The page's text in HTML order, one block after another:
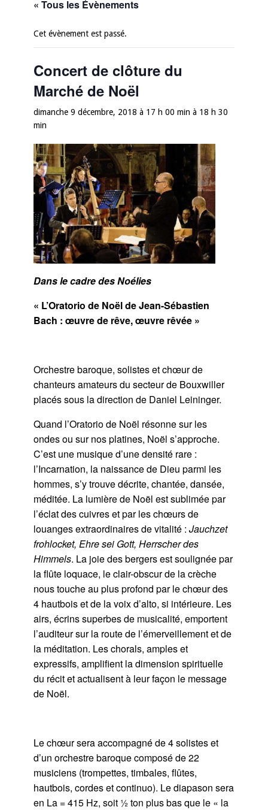
« Tous les Évènements
Cet évènement est passé.
Concert de clôture du
Marché de Noël
dimanche 9 décembre, 2018 à 17 h 00 min à 18 h 30
min
Dans le cadre des Noélies
« L’Oratorio de Noël de Jean-Sébastien
Bach : œuvre de rêve, œuvre rêvée »
Orchestre baroque, solistes et chœur de
chanteurs amateurs du secteur de Bouxwiller
placés sous la direction de Daniel Leininger.
Quand l’Oratorio de Noël résonne sur les
ondes ou sur nos platines, Noël s’approche.
C’est une musique d’une densité rare :
l’Incarnation, la naissance de Dieu parmi les
hommes, s’y trouve décrite, chantée, dansée,
méditée. La lumière de Noël est sublimée par
l’éclat des cuivres et par les chœurs de
louanges extraordinaires de vitalité : Jauchzet
frohlocket, Ehre sei Gott, Herrscher des
Himmels. La joie des bergers est soulignée par
la flûte loquace, le clair-obscur de la crèche
nous touche au plus profond par le chœur des
4 hautbois et de la voix d’alto, si intérieure. Les
airs, écrins superbes de musicalité, emportent
l’auditeur sur la route de l’émerveillement et de
la méditation. Les chorals, amples et
expressifs, amplifient la dimension spirituelle
du récit et actualisent à leur façon le message
de Noël.
Le chœur sera accompagné de 4 solistes et
d’un orchestre baroque composé de 22
musiciens (trompettes, timbales, flûtes,
hautbois, cordes et continuo). Le diapason sera
en La = 415 Hz, soit ½ ton plus bas que le « la